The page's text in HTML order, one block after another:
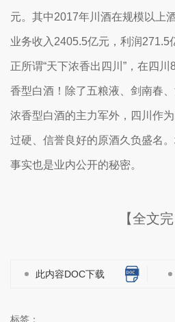
元。其中2017年川酒在规模以上
业务收入2405.5亿元，利润271.5
正所谓“天下浓香出四川”，在四
香型白酒！除了五粮液、剑南春
浓香型白酒的主力军外，四川作
过硬、信誉良好的原酒久负盛名
事实也是业内公开的秘密。
【全文完
此内容DOC下载
标签：